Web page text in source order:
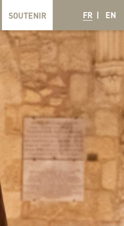
SOUTENIR FR EN